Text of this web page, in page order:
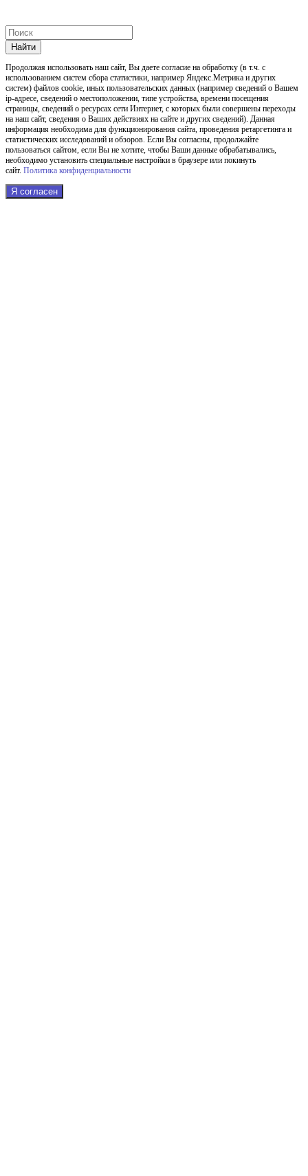
Найти
Продолжая использовать наш cайт, Вы даете согласие на обработку (в т.ч. с
использованием систем сбора статистики, например Яндекс.Метрика и других
систем) файлов cookie, иных пользовательских данных (например сведений о Вашем
ip-адресе, сведений о местоположении, типе устройства, времени посещения
страницы, сведений о ресурсах сети Интернет, с которых были совершены переходы
на наш сайт, сведения о Ваших действиях на сайте и других сведений). Данная
информация необходима для функционирования сайта, проведения ретаргетинга и
статистических исследований и обзоров. Если Вы согласны, продолжайте
пользоваться сайтом, если Вы не хотите, чтобы Ваши данные обрабатывались,
необходимо установить специальные настройки в браузере или покинуть
сайт. Политика конфиденциальности
Я согласен